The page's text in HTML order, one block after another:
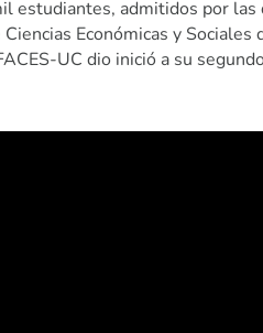
estudiantes, admitidos por
Económicas y Sociales
UC dio inició a su